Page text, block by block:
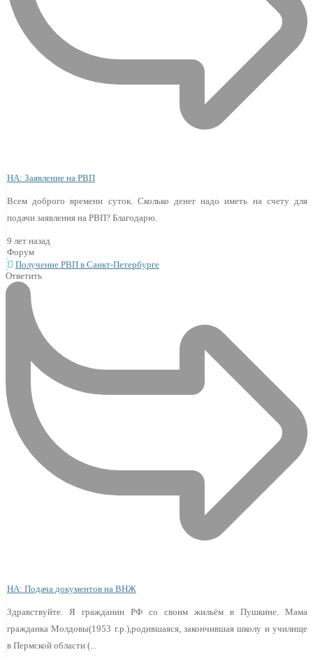
НА: Заявление на РВП
Всем доброго времени суток. Сколько денег надо иметь на счету для
подачи заявления на РВП? Благодарю.
9 лет назад
Форум
Получение РВП в Санкт-Петербурге
Ответить
НА: Подача документов на ВНЖ
Здравствуйте. Я гражданин РФ со своим жильём в Пушкине. Мама
гражданка Молдовы(1953 г.р.),родившаяся, закончившая школу и училище
в Пермской области (...